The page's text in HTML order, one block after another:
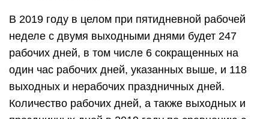
В 2019 году в целом при пятидневной рабочей
неделе с двумя выходными днями будет 247
рабочих дней, в том числе 6 сокращенных на
один час рабочих дней, указанных выше, и 118
выходных и нерабочих праздничных дней.
Количество рабочих дней, а также выходных и